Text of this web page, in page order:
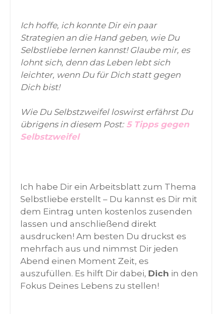
Ich hoffe, ich konnte Dir ein paar
Strategien an die Hand geben, wie Du
Selbstliebe lernen kannst! Glaube mir, es
lohnt sich, denn das Leben lebt sich
leichter, wenn Du für Dich statt gegen
Dich bist!
Wie Du Selbstzweifel loswirst erfährst Du
übrigens in diesem Post: 5 Tipps gegen
Selbstzweifel
Ich habe Dir ein Arbeitsblatt zum Thema
Selbstliebe erstellt – Du kannst es Dir mit
dem Eintrag unten kostenlos zusenden
lassen und anschließend direkt
ausdrucken! Am besten Du druckst es
mehrfach aus und nimmst Dir jeden
Abend einen Moment Zeit, es
auszufüllen. Es hilft Dir dabei, Dich in den
Fokus Deines Lebens zu stellen!